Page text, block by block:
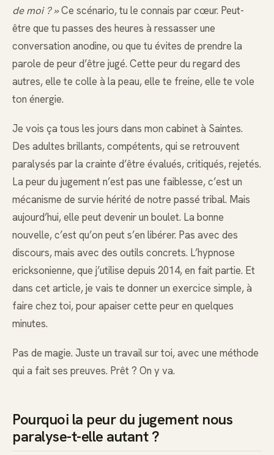
de moi ? »Ce scénario, tu le connais par cœur. Peut-
être que tu passes des heures à ressasser une
conversation anodine, ou que tu évites de prendre la
parole de peur d’être jugé. Cette peur du regard des
autres, elle te colle à la peau, elle te freine, elle te vole
ton énergie.
Je vois ça tous les jours dans mon cabinet à Saintes.
Des adultes brillants, compétents, qui se retrouvent
paralysés par la crainte d’être évalués, critiqués, rejetés.
La peur du jugement n’est pas une faiblesse, c’est un
mécanisme de survie hérité de notre passé tribal. Mais
aujourd’hui, elle peut devenir un boulet. La bonne
nouvelle, c’est qu’on peut s’en libérer. Pas avec des
discours, mais avec des outils concrets. L’hypnose
ericksonienne, que j’utilise depuis 2014, en fait partie. Et
dans cet article, je vais te donner un exercice simple, à
faire chez toi, pour apaiser cette peur en quelques
minutes.
Pas de magie. Juste un travail sur toi, avec une méthode
qui a fait ses preuves. Prêt ? On y va.
Pourquoi la peur du jugement nous
paralyse-t-elle autant ?